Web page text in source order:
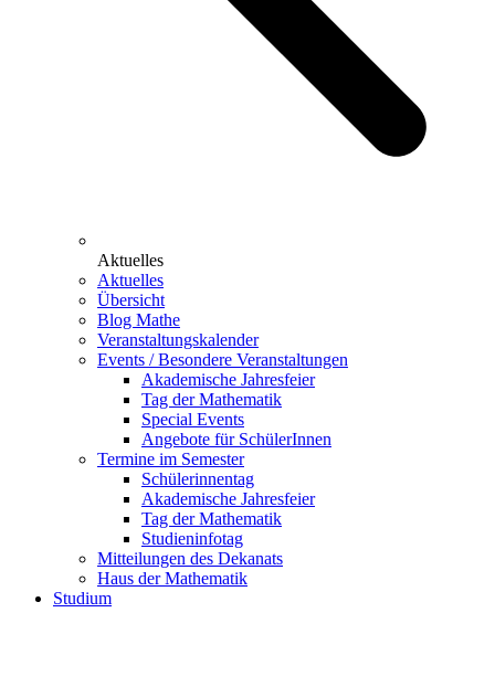
Aktuelles
Aktuelles
Übersicht
Blog Mathe
Veranstaltungskalender
Events / Besondere Veranstaltungen
Akademische Jahresfeier
Tag der Mathematik
Special Events
Angebote für SchülerInnen
Termine im Semester
Schülerinnentag
Akademische Jahresfeier
Tag der Mathematik
Studieninfotag
Mitteilungen des Dekanats
Haus der Mathematik
Studium